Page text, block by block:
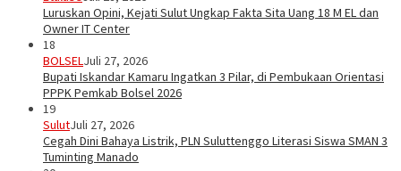
Luruskan Opini, Kejati Sulut Ungkap Fakta Sita Uang 18 M EL dan
Owner IT Center
18
BOLSELJuli 27, 2026
Bupati Iskandar Kamaru Ingatkan 3 Pilar, di Pembukaan Orientasi
PPPK Pemkab Bolsel 2026
19
SulutJuli 27, 2026
Cegah Dini Bahaya Listrik, PLN Suluttenggo Literasi Siswa SMAN 3
Tuminting Manado